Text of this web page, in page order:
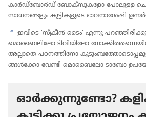
കാർഡ്‌ബോർഡ്‌ ബോക്‌സു​ക​ളോ പോലുള്ള ചെറിയ
സാധന​ങ്ങ​ളും കുട്ടി​ക​ളു​ടെ ഭാവനാ​ശേഷി
b ഇവിടെ ’സ്‌ക്രീൻ ടൈം’ എന്നു
മൊ​ബൈ​ലി​ലോ ടിവി​യി​ലോ
അല്ലാതെ പഠനത്തി​നോ
ങ്ങൾക്കോ വേണ്ടി മൊ​ബൈ​ലോ ടാബോ
ഓർക്കുന്നുണ്ടോ?